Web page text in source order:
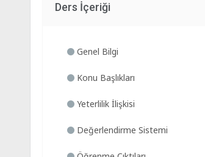
Ders İçeriği
Genel Bilgi
Konu Başlıkları
Yeterlilik İlişkisi
Değerlendirme Sistemi